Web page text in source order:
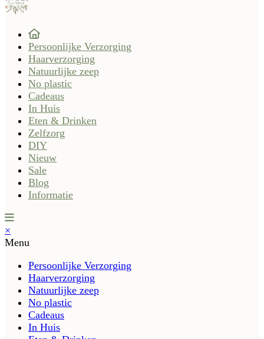
Persoonlijke Verzorging
Haarverzorging
Natuurlijke zeep
No plastic
Cadeaus
In Huis
Eten & Drinken
Zelfzorg
DIY
Nieuw
Sale
Blog
Informatie
×
Menu
Persoonlijke Verzorging
Haarverzorging
Natuurlijke zeep
No plastic
Cadeaus
In Huis